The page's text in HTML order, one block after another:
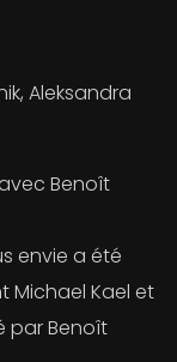
Aleksandra
Benoît
envie a été
Michael Kael et
par Benoît